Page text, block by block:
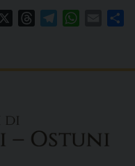
ThreadsTelegram Email